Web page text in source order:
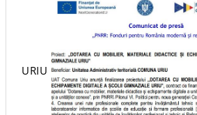
URIU